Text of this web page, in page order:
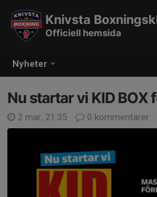
Nyheter
Knivsta
Officiell hemsida
Nu startar vi KID BOX
2 mar, 21:35 0 kommentarer